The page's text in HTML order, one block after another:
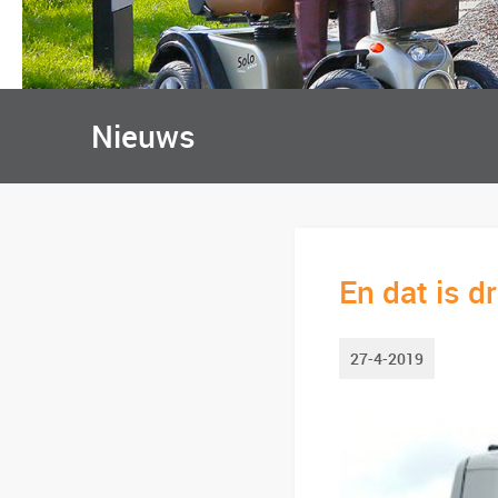
Nieuws
En dat is
27-4-2019